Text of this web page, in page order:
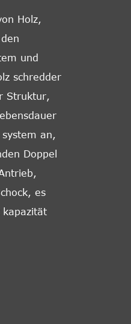
Holz,
und
schredder
Struktur,
an,
Doppel
es
kapazität